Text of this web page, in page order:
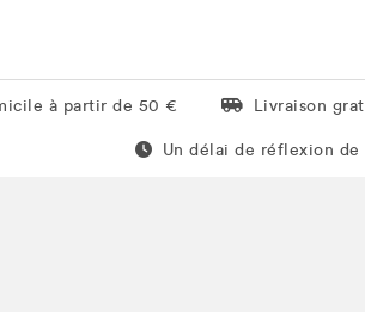
à partir de 50 € Livraison
Livraison
Un délai de réflexion de
Un délai de réflexion de